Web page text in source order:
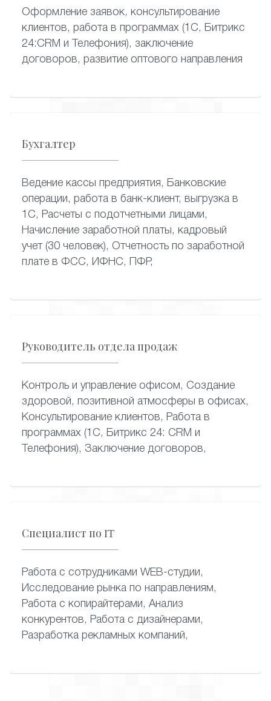
Оформление заявок, консультирование
клиентов, работа в программах (1С, Битрикс
24:CRM и Телефония), заключение
договоров, развитие оптового направления
Бухгалтер
Ведение кассы предприятия, Банковские
операции, работа в банк-клиент, выгрузка в
1С, Расчеты с подотчетными лицами,
Начисление заработной платы, кадровый
учет (30 человек), Отчетность по заработной
плате в ФСС, ИФНС, ПФР,
Руководитель отдела продаж
Контроль и управление офисом, Создание
здоровой, позитивной атмосферы в офисах,
Консультирование клиентов, Работа в
программах (1С, Битрикс 24: CRM и
Телефония), Заключение договоров,
Специалист по IT
Работа с сотрудниками WEB-студии,
Исследование рынка по направлениям,
Работа с копирайтерами, Анализ
конкурентов, Работа с дизайнерами,
Разработка рекламных компаний,